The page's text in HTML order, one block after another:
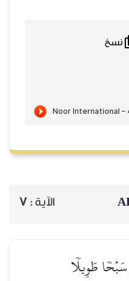
الآية : 7
طَوِيلٗا